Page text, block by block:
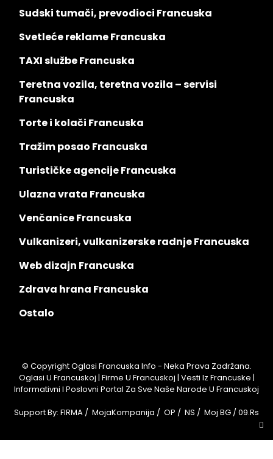
Sudski tumači, prevodioci Francuska
Svetleće reklame Francuska
TAXI službe Francuska
Teretna vozila, teretna vozila – servisi
Francuska
Torte i kolači Francuska
Tražim posao Francuska
Turističke agencije Francuska
Ulazna vrata Francuska
Venčanice Francuska
Vulkanizeri, vulkanizerske radnje Francuska
Web dizajn Francuska
Zdrava hrana Francuska
Ostalo
© Copyright Oglasi Francuska Info - Neka Prava Zadržana.
Oglasi U Francuskoj | Firme U Francuskoj | Vesti Iz Francuske |
Informativni I Poslovni Portal Za Sve Naše Narode U Francuskoj
Support By: FIRMA / MojaKompanija / OP / NS / Moj BG /09.rs